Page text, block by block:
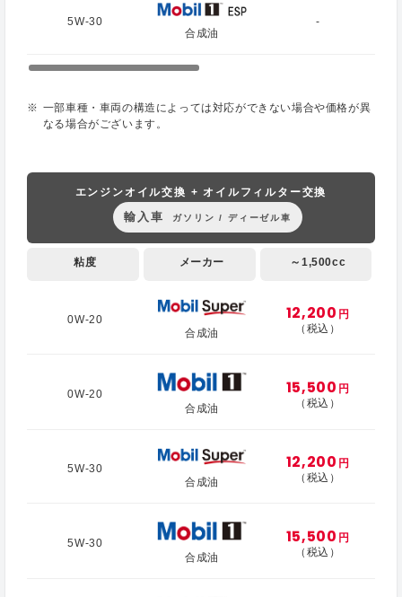
5W-30
合成油
-
一部車種・車両の構造によっては対応ができない場合や価格が異
なる場合がございます。
エンジンオイル交換 + オイルフィルター交換
輸入車 ガソリン / ディーゼル車
粘度 メーカー ～1,500cc
0W-20
合成油
12,200 円
（税込）
0W-20
合成油
15,500 円
（税込）
5W-30
合成油
12,200 円
（税込）
5W-30
合成油
15,500 円
（税込）